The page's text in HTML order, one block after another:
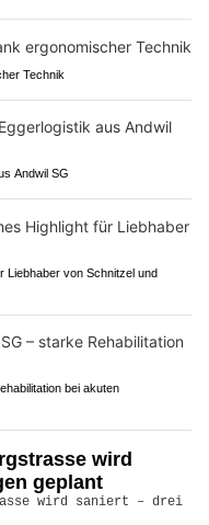
Technik
Andwil SG
Liebhaber von Schnitzel und
bei akuten
wird
geplant